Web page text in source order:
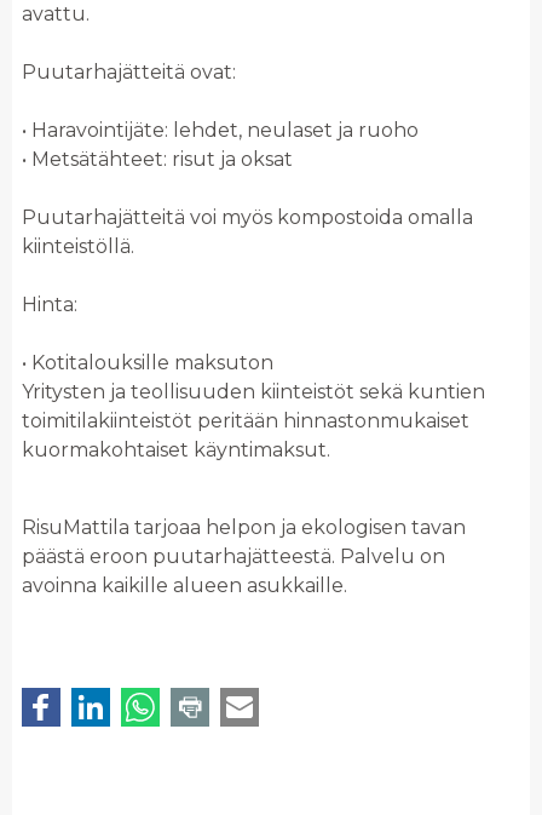
avattu.
Puutarhajätteitä ovat:
• Haravointijäte: lehdet, neulaset ja ruoho
• Metsätähteet: risut ja oksat
Puutarhajätteitä voi myös kompostoida omalla
kiinteistöllä.
Hinta:
• Kotitalouksille maksuton
Yritysten ja teollisuuden kiinteistöt sekä kuntien
toimitilakiinteistöt peritään hinnastonmukaiset
kuormakohtaiset käyntimaksut.
RisuMattila tarjoaa helpon ja ekologisen tavan
päästä eroon puutarhajätteestä. Palvelu on
avoinna kaikille alueen asukkaille.